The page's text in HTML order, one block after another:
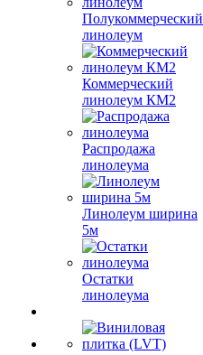
Полукоммерческий
линолеум
Коммерческий
линолеум КМ2
Распродажа
линолеума
Линолеум ширина
5м
Остатки
линолеума